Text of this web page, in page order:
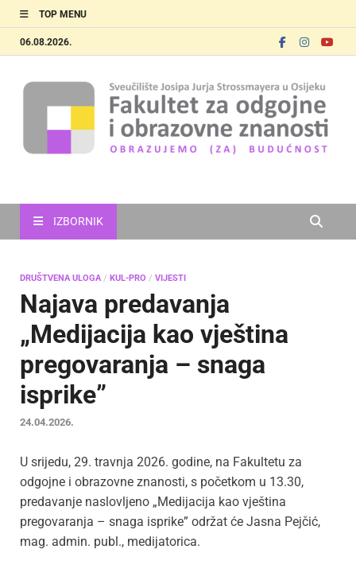
TOP MENU
06.08.2026.
IZBORNIK
DRUŠTVENA ULOGA/ KUL-PRO / VIJESTI
Najava predavanja
„Medijacija kao vještina
pregovaranja – snaga
isprike”
24.04.2026.
U srijedu, 29. travnja 2026. godine, na Fakultetu za
odgojne i obrazovne znanosti, s početkom u 13.30,
predavanje naslovljeno „Medijacija kao vještina
pregovaranja – snaga isprike” održat će Jasna Pejčić,
mag. admin. publ., medijatorica.